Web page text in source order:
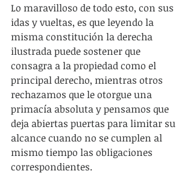
Lo maravilloso de todo esto, con sus
idas y vueltas, es que leyendo la
misma constitución la derecha
ilustrada puede sostener que
consagra a la propiedad como el
principal derecho, mientras otros
rechazamos que le otorgue una
primacía absoluta y pensamos que
deja abiertas puertas para limitar su
alcance cuando no se cumplen al
mismo tiempo las obligaciones
correspondientes.